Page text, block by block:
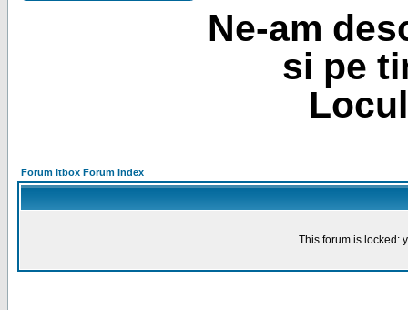
Ne-am
si pe
Forum Itbox Forum Index
This forum is locked: